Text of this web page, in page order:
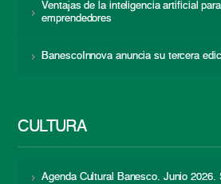
Ventajas de la inteligencia artificial
emprendedores
BanescoInnova anuncia su tercera
CULTURA
Agenda Cultural Banesco. Junio 2026.